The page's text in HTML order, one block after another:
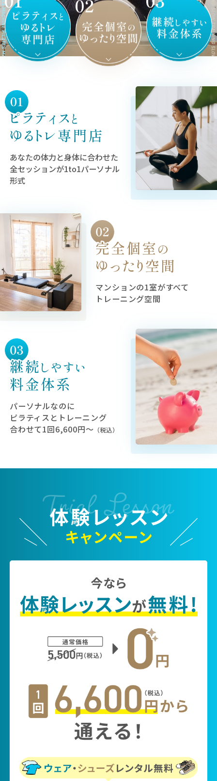
あなたの体力と身体に合わせた
全セッションが1to1パーソナル
形式
マンションの1室がすべて
トレーニング空間
パーソナルなのに
ピラティスとトレーニング
合わせて1回6,600円〜 （税込）